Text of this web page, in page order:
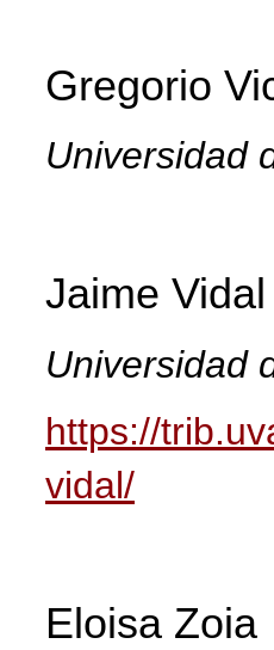
Gregorio
Universidad
Jaime
Universidad
https://
vidal/
Eloisa Zoia